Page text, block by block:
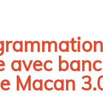
avec
Macan